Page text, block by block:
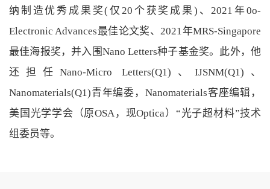
纳制造优秀成果奖( 仅 20 个获奖成果 ) 、 2021 年0o-
Electronic Advances最佳论文奖、 2021 年MRS-Singapore
最佳海报奖，并入围Nano Letters种子基金奖。此外，他
还担任Nano-Micro Letters(Q1) 、 IJSNM(Q1) 、
Nanomaterials(Q1)青年编委， Nanomaterials客座编辑，
美国光学学会（原OSA ，现Optica ）“光子超材料”技术
组委员等。